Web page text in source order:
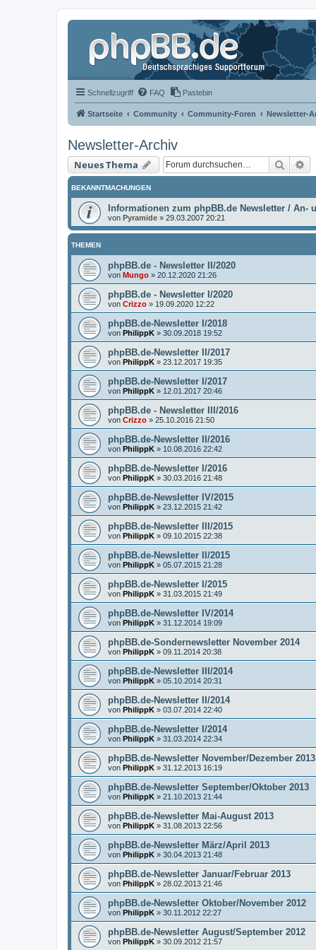
Schnellzugriff FAQ Pastebin
Startseite Community Community-Foren Newsletter-
Newsletter-Archiv
Neues Thema Suche
BEKANNTMACHUNGEN
Informationen zum phpBB.de Newsletter / An-
von Pyramide » 29.03.2007 20:21
THEMEN
phpBB.de - Newsletter II/2020
von Mungo » 20.12.2020 21:26
phpBB.de - Newsletter I/2020
von Crizzo » 19.09.2020 12:22
phpBB.de-Newsletter I/2018
von PhilippK » 30.09.2018 19:52
phpBB.de-Newsletter II/2017
von PhilippK » 23.12.2017 19:35
phpBB.de-Newsletter I/2017
von PhilippK » 12.01.2017 20:46
phpBB.de - Newsletter III/2016
von Crizzo » 25.10.2016 21:50
phpBB.de-Newsletter II/2016
von PhilippK » 10.08.2016 22:42
phpBB.de-Newsletter I/2016
von PhilippK » 30.03.2016 21:48
phpBB.de-Newsletter IV/2015
von PhilippK » 23.12.2015 21:42
phpBB.de-Newsletter III/2015
von PhilippK » 09.10.2015 22:38
phpBB.de-Newsletter II/2015
von PhilippK » 05.07.2015 21:28
phpBB.de-Newsletter I/2015
von PhilippK » 31.03.2015 21:49
phpBB.de-Newsletter IV/2014
von PhilippK » 31.12.2014 19:09
phpBB.de-Sondernewsletter November 2014
von PhilippK » 09.11.2014 20:38
phpBB.de-Newsletter III/2014
von PhilippK » 05.10.2014 20:31
phpBB.de-Newsletter II/2014
von PhilippK » 03.07.2014 22:40
phpBB.de-Newsletter I/2014
von PhilippK » 31.03.2014 22:34
phpBB.de-Newsletter November/Dezember 2013
von PhilippK » 31.12.2013 16:19
phpBB.de-Newsletter September/Oktober 2013
von PhilippK » 21.10.2013 21:44
phpBB.de-Newsletter Mai-August 2013
von PhilippK » 31.08.2013 22:56
phpBB.de-Newsletter März/April 2013
von PhilippK » 30.04.2013 21:48
phpBB.de-Newsletter Januar/Februar 2013
von PhilippK » 28.02.2013 21:46
phpBB.de-Newsletter Oktober/November 2012
von PhilippK » 30.11.2012 22:27
phpBB.de-Newsletter August/September 2012
von PhilippK » 30.09.2012 21:57